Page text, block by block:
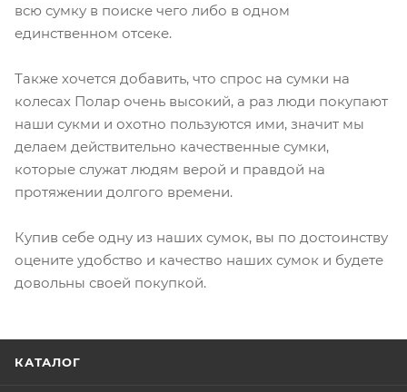
всю сумку в поиске чего либо в одном
единственном отсеке.
Также хочется добавить, что спрос на сумки на
колесах Полар очень высокий, а раз люди покупают
наши сукми и охотно пользуются ими, значит мы
делаем действительно качественные сумки,
которые служат людям верой и правдой на
протяжении долгого времени.
Купив себе одну из наших сумок, вы по достоинству
оцените удобство и качество наших сумок и будете
довольны своей покупкой.
КАТАЛОГ